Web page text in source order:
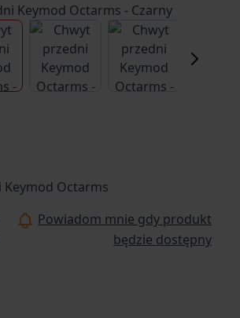
larger imageView larger imageView larger
Octarms
Powiadom mnie gdy produkt
będzie dostępny